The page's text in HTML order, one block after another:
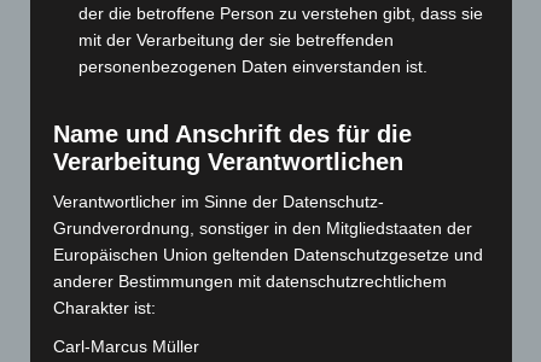
November 2022(167)
Oktober 2022(166)
August 2022(166)
Juli 2022(133)
Juni 2022(167)
Mai 2022(177)
April 2022(198)
März 2022(221)
Februar 2022(189)
der die betroffene Person zu verstehen gibt, dass sie
mit der Verarbeitung der sie betreffenden
personenbezogenen Daten einverstanden ist.
Name und Anschrift des für die
Verarbeitung Verantwortlichen
Verantwortlicher im Sinne der Datenschutz-
Grundverordnung, sonstiger in den Mitgliedstaaten der
Europäischen Union geltenden Datenschutzgesetze und
anderer Bestimmungen mit datenschutzrechtlichem
Charakter ist:
Carl-Marcus Müller